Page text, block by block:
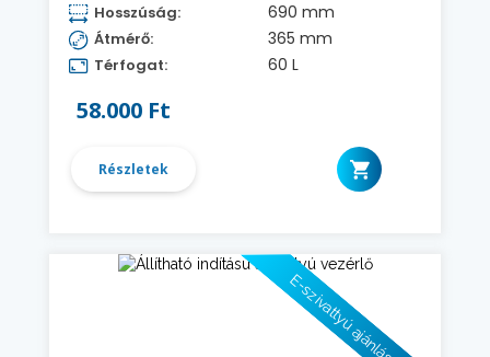
Hosszúság: 690 mm
Átmérő: 365 mm
Térfogat: 60 L
58.000 Ft
Részletek
E-szivattyú ajánlásával